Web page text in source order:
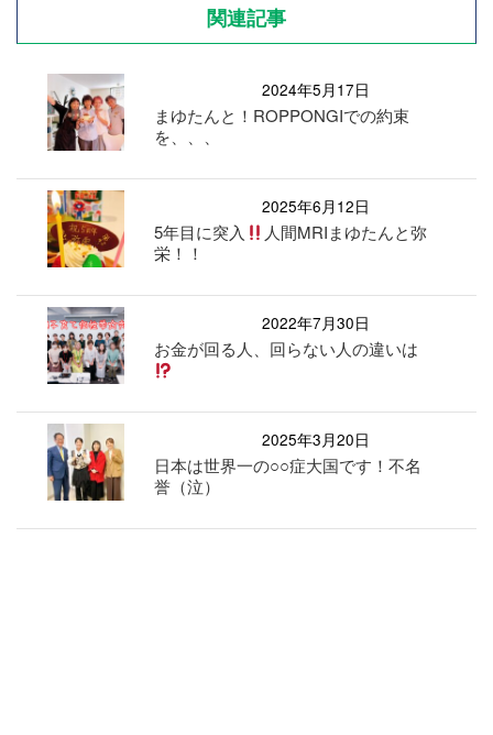
関連記事
2024年5月17日
まゆたんと！ROPPONGIでの約束
を、、、
2025年6月12日
5年目に突入
人間MRIまゆたんと弥
栄！！
2022年7月30日
お金が回る人、回らない人の違いは
2025年3月20日
日本は世界一の○○症大国です！不名
誉（泣）